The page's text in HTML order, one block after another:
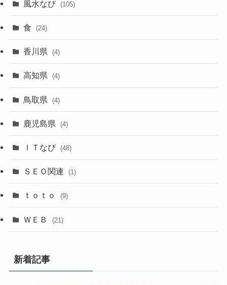
風水なび (105)
食 (24)
香川県 (4)
高知県 (4)
鳥取県 (4)
鹿児島県 (4)
ＩＴなび (48)
ＳＥＯ関連 (1)
ｔｏｔｏ (9)
ＷＥＢ (21)
新着記事